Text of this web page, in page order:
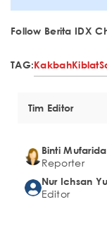
Follow Berita IDX
TAG:KakbahKiblat
Tim Editor
Binti Mufarida
Reporter
Nur Ichsan
Editor